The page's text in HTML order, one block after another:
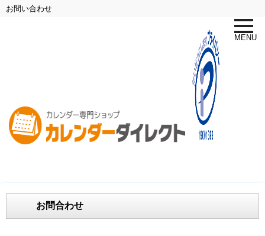
お問い合わせ
toggle
MENU
お問合わせ